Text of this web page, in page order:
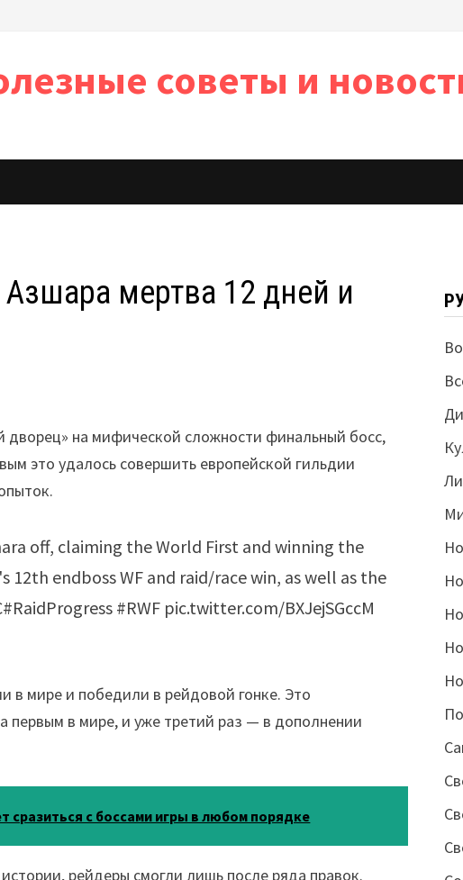
советы и
мертва 12 дней и
дворец» на мифической сложности финальный босс,
это удалось совершить европейской гильдии
off, claiming the World First and winning the
12th endboss WF and raid/race win, as well as the
#RWF pic.twitter.com/BXJejSGccM
в мире и победили в рейдовой гонке. Это
первым в мире, и уже третий раз — в дополнении
с боссами игры в любом порядке
рейдеры смогли лишь после ряда правок.